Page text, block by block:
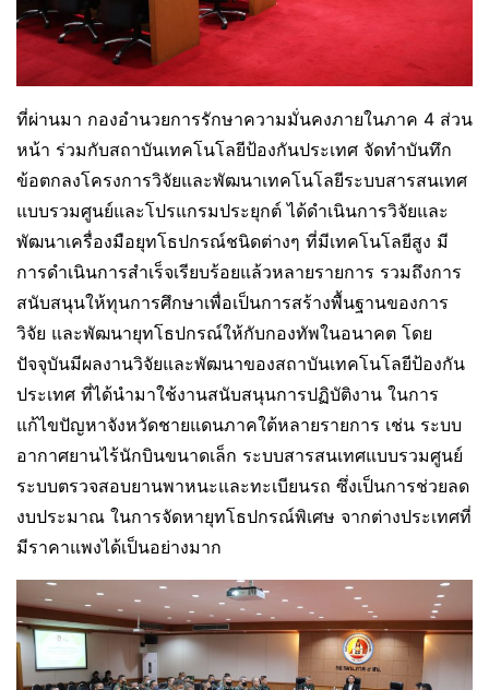
ที่ผ่านมา กองอำนวยการรักษาความมั่นคงภายในภาค 4 ส่วน
หน้า ร่วมกับสถาบันเทคโนโลยีป้องกันประเทศ จัดทำบันทึก
ข้อตกลงโครงการวิจัยและพัฒนาเทคโนโลยีระบบสารสนเทศ
แบบรวมศูนย์และโปรแกรมประยุกต์ ได้ดำเนินการวิจัยและ
พัฒนาเครื่องมือยุทโธปกรณ์ชนิดต่างๆ ที่มีเทคโนโลยีสูง มี
การดำเนินการสำเร็จเรียบร้อยแล้วหลายรายการ รวมถึงการ
สนับสนุนให้ทุนการศึกษาเพื่อเป็นการสร้างพื้นฐานของการ
วิจัย และพัฒนายุทโธปกรณ์ให้กับกองทัพในอนาคต โดย
ปัจจุบันมีผลงานวิจัยและพัฒนาของสถาบันเทคโนโลยีป้องกัน
ประเทศ ที่ได้นำมาใช้งานสนับสนุนการปฏิบัติงาน ในการ
แก้ไขปัญหาจังหวัดชายแดนภาคใต้หลายรายการ เช่น ระบบ
อากาศยานไร้นักบินขนาดเล็ก ระบบสารสนเทศแบบรวมศูนย์
ระบบตรวจสอบยานพาหนะและทะเบียนรถ ซึ่งเป็นการช่วยลด
งบประมาณ ในการจัดหายุทโธปกรณ์พิเศษ จากต่างประเทศที่
มีราคาแพงได้เป็นอย่างมาก